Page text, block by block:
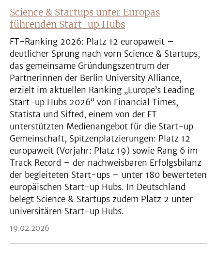
Science & Startups unter Europas
führenden Start-up Hubs
FT-Ranking 2026: Platz 12 europaweit –
deutlicher Sprung nach vorn Science & Startups,
das gemeinsame Gründungszentrum der
Partnerinnen der Berlin University Alliance,
erzielt im aktuellen Ranking „Europe’s Leading
Start-up Hubs 2026“ von Financial Times,
Statista und Sifted, einem von der FT
unterstützten Medienangebot für die Start-up
Gemeinschaft, Spitzenplatzierungen: Platz 12
europaweit (Vorjahr: Platz 19) sowie Rang 6 im
Track Record – der nachweisbaren Erfolgsbilanz
der begleiteten Start-ups – unter 180 bewerteten
europäischen Start-up Hubs. In Deutschland
belegt Science & Startups zudem Platz 2 unter
universitären Start-up Hubs.
19.02.2026